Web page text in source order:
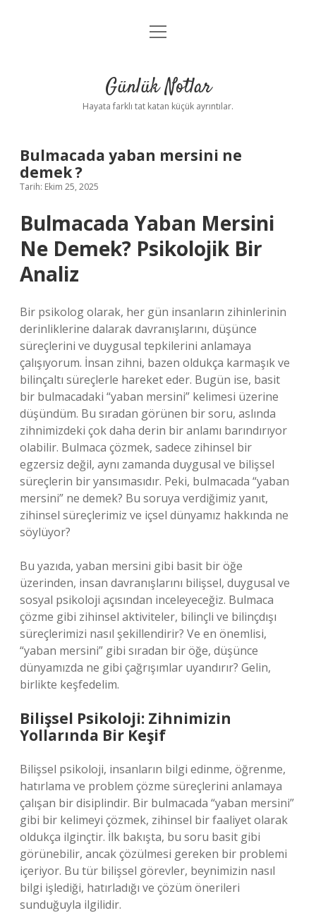
Anasayfa
Yasal Uyarı
menüyü
Günlük Notlar
Hayata farklı tat katan küçük ayrıntılar.
Bulmacada yaban mersini ne
demek ?
Tarih: Ekim 25, 2025
Bulmacada Yaban Mersini
Ne Demek? Psikolojik Bir
Analiz
Bir psikolog olarak, her gün insanların zihinlerinin
derinliklerine dalarak davranışlarını, düşünce
süreçlerini ve duygusal tepkilerini anlamaya
çalışıyorum. İnsan zihni, bazen oldukça karmaşık ve
bilinçaltı süreçlerle hareket eder. Bugün ise, basit
bir bulmacadaki “yaban mersini” kelimesi üzerine
düşündüm. Bu sıradan görünen bir soru, aslında
zihnimizdeki çok daha derin bir anlamı barındırıyor
olabilir. Bulmaca çözmek, sadece zihinsel bir
egzersiz değil, aynı zamanda duygusal ve bilişsel
süreçlerin bir yansımasıdır. Peki, bulmacada “yaban
mersini” ne demek? Bu soruya verdiğimiz yanıt,
zihinsel süreçlerimiz ve içsel dünyamız hakkında ne
söylüyor?
Bu yazıda, yaban mersini gibi basit bir öğe
üzerinden, insan davranışlarını bilişsel, duygusal ve
sosyal psikoloji açısından inceleyeceğiz. Bulmaca
çözme gibi zihinsel aktiviteler, bilinçli ve bilinçdışı
süreçlerimizi nasıl şekillendirir? Ve en önemlisi,
“yaban mersini” gibi sıradan bir öğe, düşünce
dünyamızda ne gibi çağrışımlar uyandırır? Gelin,
birlikte keşfedelim.
Bilişsel Psikoloji: Zihnimizin
Yollarında Bir Keşif
Bilişsel psikoloji, insanların bilgi edinme, öğrenme,
hatırlama ve problem çözme süreçlerini anlamaya
çalışan bir disiplindir. Bir bulmacada “yaban mersini”
gibi bir kelimeyi çözmek, zihinsel bir faaliyet olarak
oldukça ilginçtir. İlk bakışta, bu soru basit gibi
görünebilir, ancak çözülmesi gereken bir problemi
içeriyor. Bu tür bilişsel görevler, beynimizin nasıl
bilgi işlediği, hatırladığı ve çözüm önerileri
sunduğuyla ilgilidir.